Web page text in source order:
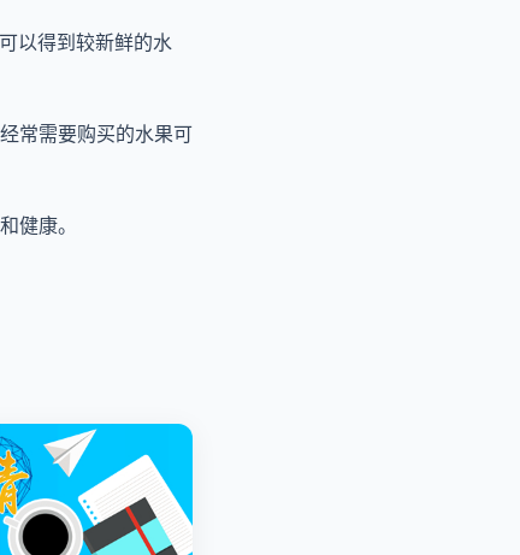
以得到较新鲜的水
常需要购买的水果可
健康。